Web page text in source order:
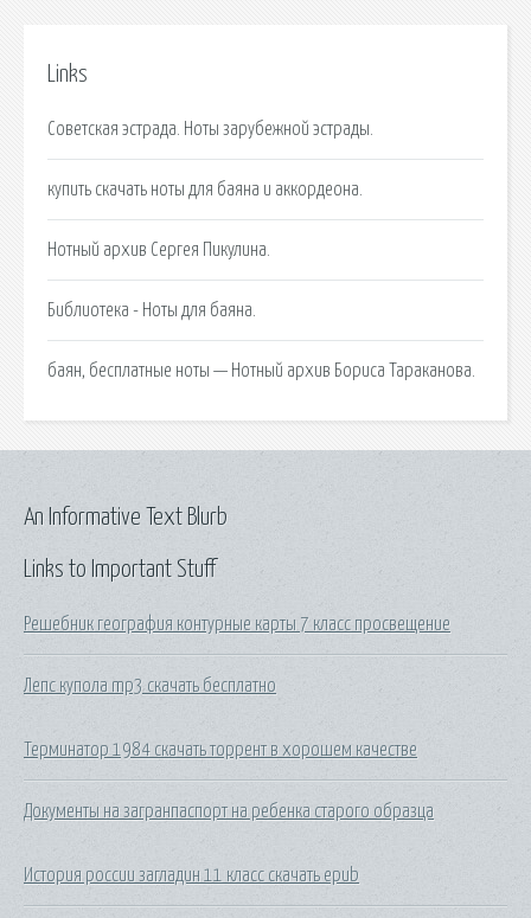
Links
Советская эстрада. Ноты зарубежной эстрады.
купить скачать ноты для баяна и аккордеона.
Нотный архив Сергея Пикулина.
Библиотека - Ноты для баяна.
баян, бесплатные ноты — Нотный архив Бориса Тараканова.
Links to Important Stuff
Решебник география контурные карты 7 класс просвещение
Лепс купола mp3 скачать бесплатно
Терминатор 1984 скачать торрент в хорошем качестве
Документы на загранпаспорт на ребенка старого образца
История россии загладин 11 класс скачать epub
An Informative Text Blurb